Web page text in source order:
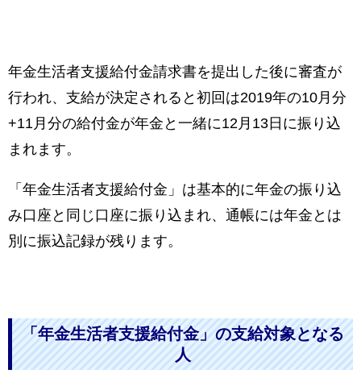
年金生活者支援給付金請求書を提出した後に審査が
行われ、支給が決定されると初回は2019年の10月分
+11月分の給付金が年金と一緒に12月13日に振り込
まれます。
「年金生活者支援給付金」は基本的に年金の振り込
み口座と同じ口座に振り込まれ、通帳には年金とは
別に振込記録が残ります。
「年金生活者支援給付金」の支給対象となる
人